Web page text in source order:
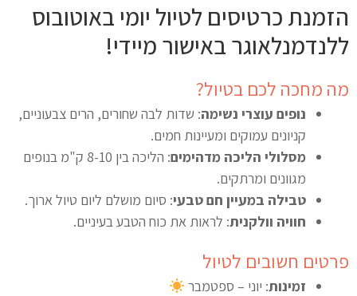
הזמנת כרטיסים לטיול יומי באוטובוס
ללנדמנלאוגר באישור מיידי!
מה מחכה לכם בטיול?
נופים עוצרי נשימה: שדות לבה שחורים, הרים צבעוניים,
קניונים עמוקים ומעיינות חמים.
מסלולי הליכה מדהימים
: הליכה בין 8-10 ק"מ בנופים
מגוונים ומרתקים.
טבילה במעיין חם טבעי: סיום מושלם ליום טיול ארוך.
חוויה וולקנית: לראות את כוח הטבע בעיניים.
פרטים חשובים לטיול
זמינות: יוני – ספטמבר